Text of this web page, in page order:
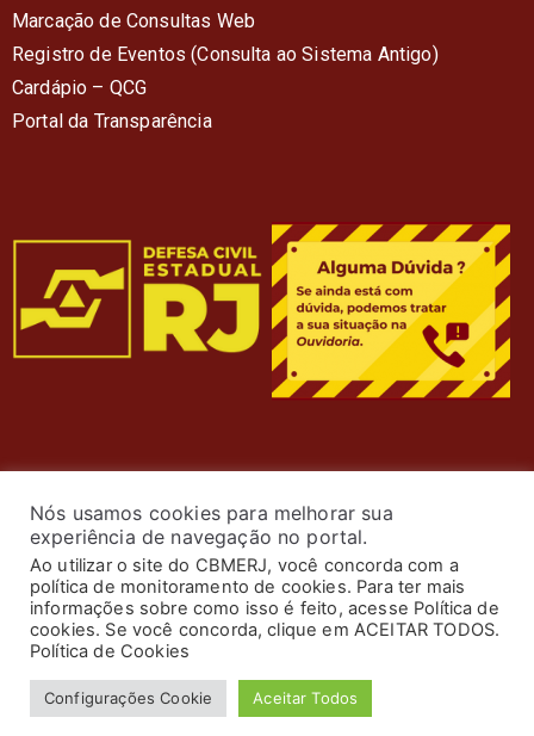
Marcação de Consultas Web
Registro de Eventos (Consulta ao Sistema Antigo)
Cardápio – QCG
Portal da Transparência
© 2024 Corpo de Bombeiros Militar do Estado do Rio de
Janeiro. Todos os Direitos Reservados. Desenvolvimento
porASTI.
Nós usamos cookies para melhorar sua
experiência de navegação no portal.
Ao utilizar o site do CBMERJ, você concorda com a
política de monitoramento de cookies. Para ter mais
informações sobre como isso é feito, acesse Política de
cookies. Se você concorda, clique em ACEITAR TODOS.
Política de Cookies
Configurações Cookie Aceitar Todos